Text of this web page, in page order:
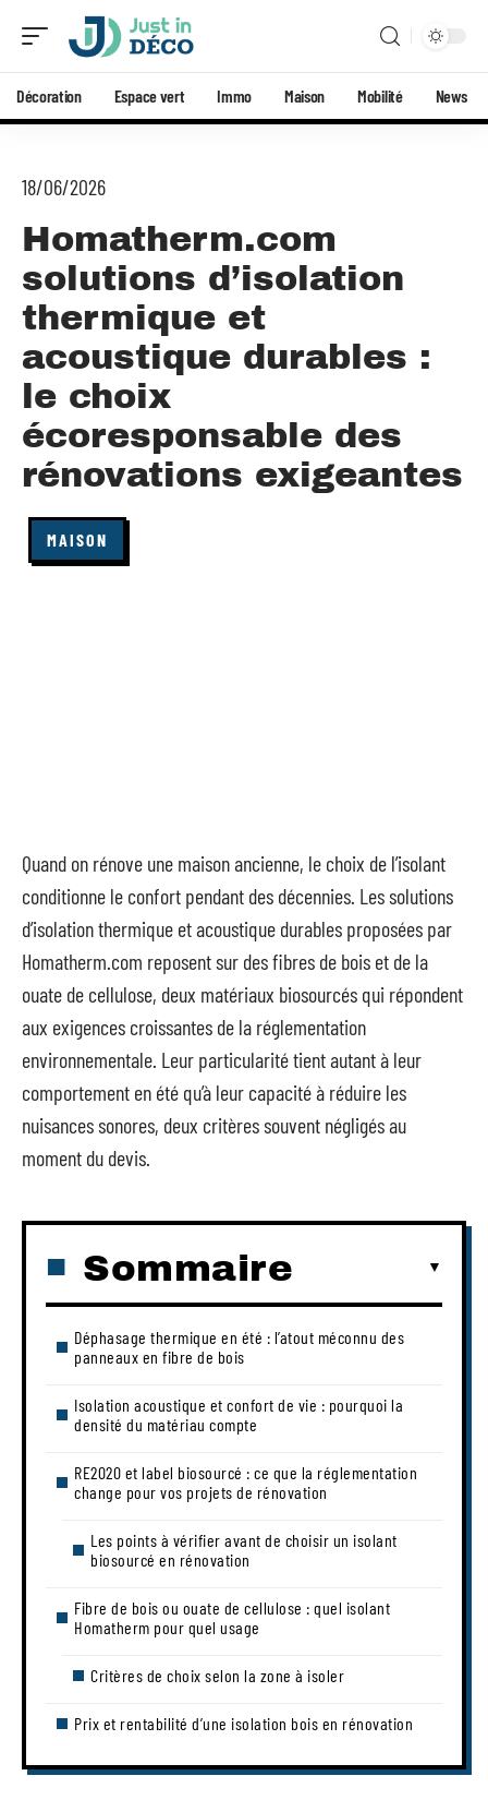
Décoration Espace vert Immo Maison Mobilité News
18/06/2026
Homatherm.com
solutions d’isolation
thermique et
acoustique durables :
le choix
écoresponsable des
rénovations exigeantes
MAISON
Quand on rénove une maison ancienne, le choix de l’isolant
conditionne le confort pendant des décennies. Les solutions
d’isolation thermique et acoustique durables proposées par
Homatherm.com reposent sur des fibres de bois et de la
ouate de cellulose, deux matériaux biosourcés qui répondent
aux exigences croissantes de la réglementation
environnementale. Leur particularité tient autant à leur
comportement en été qu’à leur capacité à réduire les
nuisances sonores, deux critères souvent négligés au
moment du devis.
Sommaire
Déphasage thermique en été : l’atout méconnu des
panneaux en fibre de bois
Isolation acoustique et confort de vie : pourquoi la
densité du matériau compte
RE2020 et label biosourcé : ce que la réglementation
change pour vos projets de rénovation
Les points à vérifier avant de choisir un isolant
biosourcé en rénovation
Fibre de bois ou ouate de cellulose : quel isolant
Homatherm pour quel usage
Critères de choix selon la zone à isoler
Prix et rentabilité d’une isolation bois en rénovation